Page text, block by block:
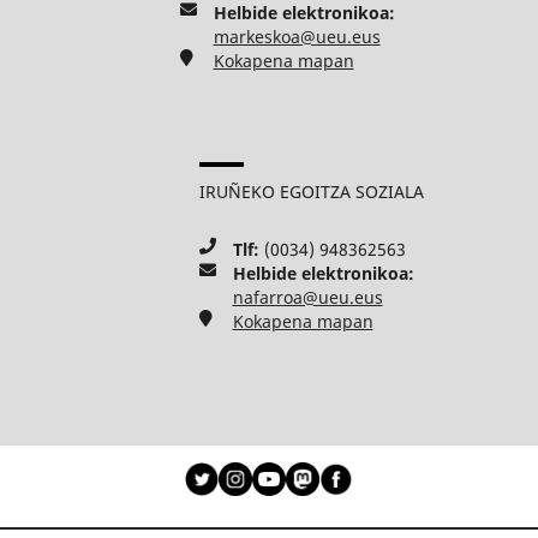
Helbide elektronikoa:
markeskoa@ueu.eus
Kokapena mapan
IRUÑEKO EGOITZA SOZIALA
Tlf: (0034) 948362563
Helbide elektronikoa:
nafarroa@ueu.eus
Kokapena mapan